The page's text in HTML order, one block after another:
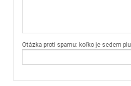
Otázka proti spamu: koľko je sedem